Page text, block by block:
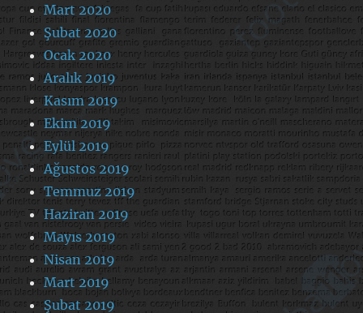
Mart 2020
Şubat 2020
Ocak 2020
Aralık 2019
Kasım 2019
Ekim 2019
Eylül 2019
Ağustos 2019
Temmuz 2019
Haziran 2019
Mayıs 2019
Nisan 2019
Mart 2019
Şubat 2019